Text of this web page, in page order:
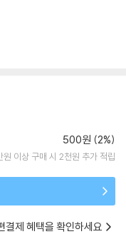
500원 (2%)
원 이상 구매 시 2천원 추가 적립
결제 혜택을 확인하세요